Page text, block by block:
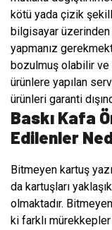
kötü yada çizik
bilgisayar üzerinden
yapmanız
bozulmuş olabilir ve
ürünlere yapılan
ürünleri garanti
Baskı Kafa
Edilenler
Bitmeyen kartuş
da kartuşları
olmaktadır.
ki farklı mürekkepler